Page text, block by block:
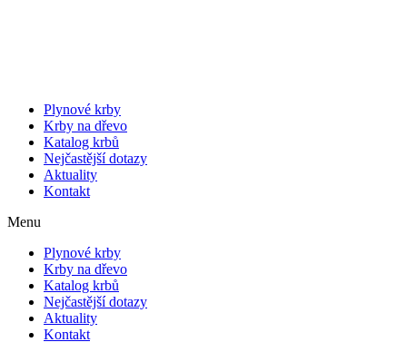
Plynové krby
Krby na dřevo
Katalog krbů
Nejčastější dotazy
Aktuality
Kontakt
Menu
Plynové krby
Krby na dřevo
Katalog krbů
Nejčastější dotazy
Aktuality
Kontakt